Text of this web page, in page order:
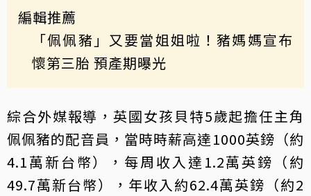
編輯推薦
「佩佩豬」又要當姐姐啦！豬媽媽宣布
懷第三胎 預產期曝光
綜合外媒報導，英國女孩貝特5歲起擔任主角
佩佩豬的配音員，當時時薪高達1000英鎊（約
4.1萬新台幣），每周收入達1.2萬英鎊（約
49.7萬新台幣），年收入約62.4萬英鎊（約2